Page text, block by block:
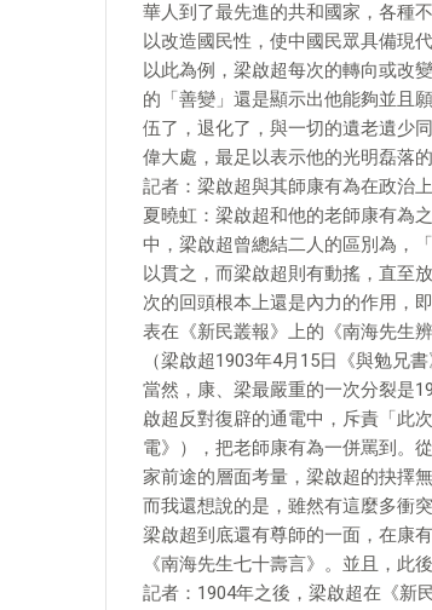
華人到了最先進的共和國家，各種
以改造國民性，使中國民眾具備現
以此為例，梁啟超每次的轉向或改
的「善變」還是顯示出他能夠並且
伍了，退化了，與一切的遺老遺少
偉大處，最足以表示他的光明磊落
記者：梁啟超與其師康有為在政治
夏曉虹：梁啟超和他的老師康有為
中，梁啟超曾總結二人的區別為，
以貫之，而梁啟超則有動搖，直至
次的回頭根本上還是內力的作用，
表在《新民叢報》上的《南海先生
（梁啟超1903年4月15日《與勉兄
當然，康、梁最嚴重的一次分裂是
啟超反對復辟的通電中，斥責「此
電》），把老師康有為一併罵到。
家前途的層面考量，梁啟超的抉擇無
而我還想說的是，雖然有這麼多衝
梁啟超到底還有尊師的一面，在康
《南海先生七十壽言》。並且，此
記者：1904年之後，梁啟超在《新